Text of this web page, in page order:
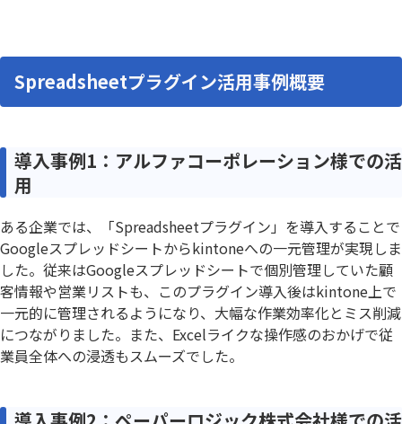
Spreadsheetプラグイン活用事例概要
導入事例1：アルファコーポレーション様での活
用
ある企業では、「Spreadsheetプラグイン」を導入することで
Googleスプレッドシートからkintoneへの一元管理が実現しま
した。従来はGoogleスプレッドシートで個別管理していた顧
客情報や営業リストも、このプラグイン導入後はkintone上で
一元的に管理されるようになり、大幅な作業効率化とミス削減
につながりました。また、Excelライクな操作感のおかげで従
業員全体への浸透もスムーズでした。